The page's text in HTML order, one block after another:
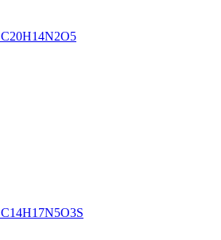
C20H14N2O5
C14H17N5O3S